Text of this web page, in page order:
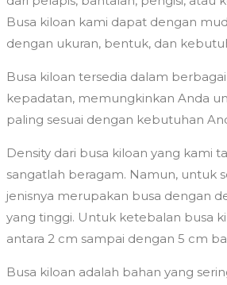
Busa kiloan kami dapat dengan
dengan ukuran, bentuk, dan
Busa kiloan tersedia dalam
kepadatan, memungkinkan Anda
paling sesuai dengan kebutuhan
Density dari busa kiloan yang kami
sangatlah beragam. Namun, untuk
jenisnya merupakan busa dengan
yang tinggi. Untuk ketebalan busa
antara 2 cm sampai dengan 5 cm
Busa kiloan adalah bahan yang